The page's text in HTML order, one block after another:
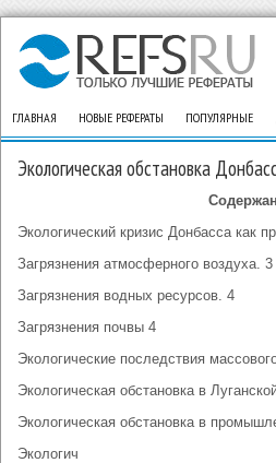
ГЛАВНАЯ НОВЫЕ РЕФЕРАТЫ ПОПУЛЯРНЫЕ
Экологическая обстановка
Экологический кризис Донбасса как
Загрязнения атмосферного воздуха. 3
Загрязнения водных ресурсов. 4
Загрязнения почвы 4
Экологические последствия
Экологическая обстановка в
Экологическая обстановка в
Экологич